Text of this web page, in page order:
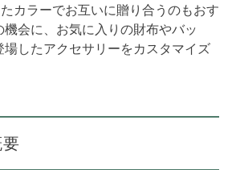
カラーでお互いに贈り合うのもおす
会に、お気に入りの財布やバッ
したアクセサリーをカスタマイズ